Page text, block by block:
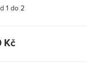
1 do 2
Kč